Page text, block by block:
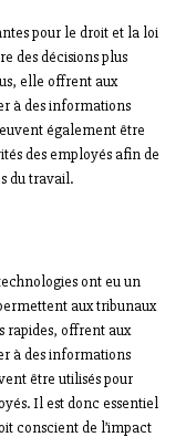
pour le droit et la loi
des décisions plus
elle offrent aux
à des informations
également être
des employés afin de
du travail.
ont eu un
aux tribunaux
rapides, offrent aux
à des informations
être utilisés pour
Il est donc essentiel
conscient de l’impact